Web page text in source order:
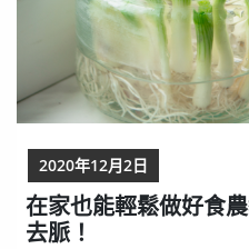
在家也能輕鬆做好食
去脈！
2020年12月2日